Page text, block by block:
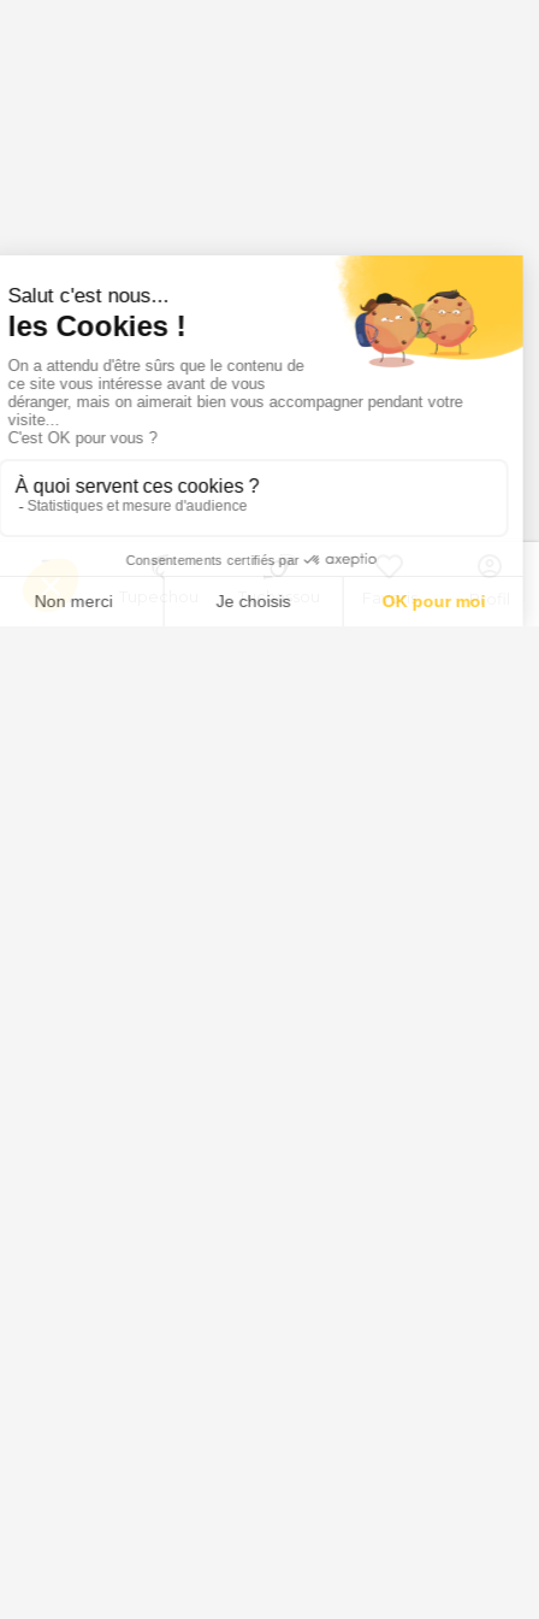
Menu Tuchassou Favoris Profil